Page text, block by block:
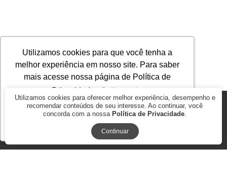
Utilizamos cookies para que você tenha a
melhor experiência em nosso site. Para saber
mais acesse nossa página de Política de
Privacidade.
Saiba mais
© 2026AGROMAP MAQUINAS AGRÍCOLAS PASSOS LTDA. ME.. CNPJ:
17.278.847/0001-35
BY COMMERCEPLUS
Utilizamos cookies para oferecer melhor experiência, desempenho e
recomendar conteúdos de seu interesse. Ao continuar, você
concorda com a nossa Política de Privacidade.
Continuar